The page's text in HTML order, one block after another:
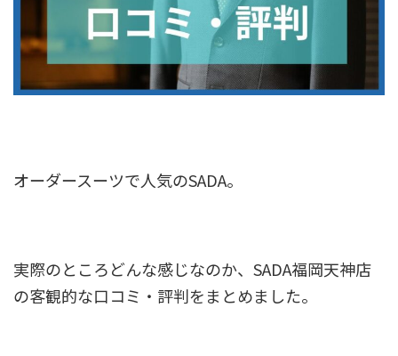
オーダースーツで人気のSADA。
実際のところどんな感じなのか、SADA福岡天神店
の客観的な口コミ・評判をまとめました。